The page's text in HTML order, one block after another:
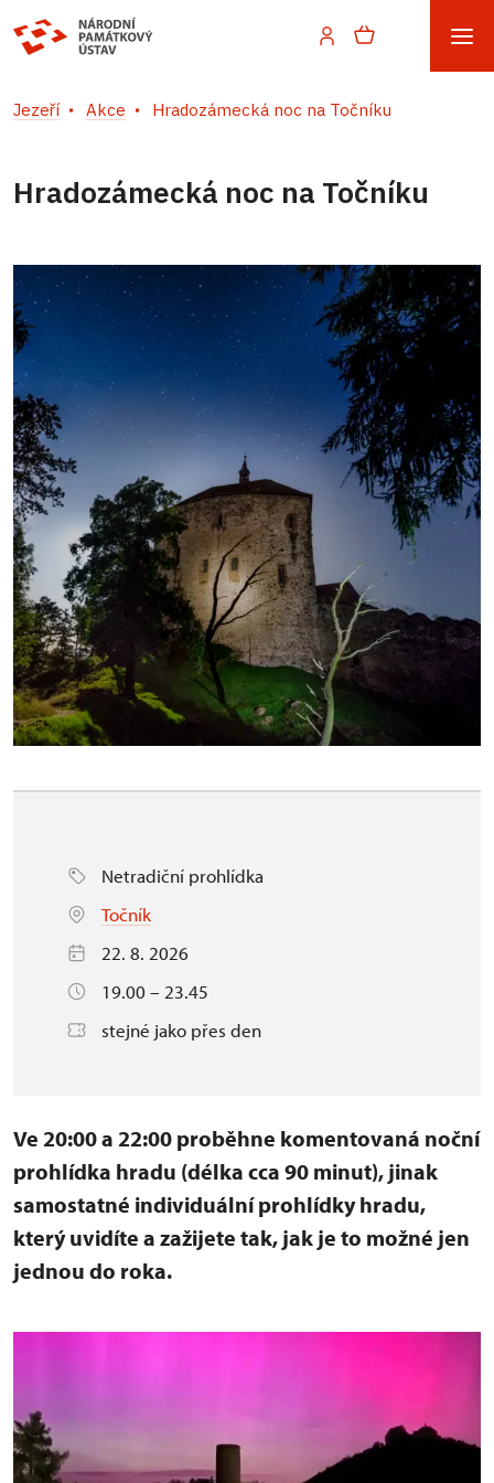
Jezeří Akce Hradozámecká noc na Točníku
Hradozámecká noc na Točníku
Netradiční prohlídka
Točník
22. 8. 2026
19.00 – 23.45
stejné jako přes den
Ve 20:00 a 22:00 proběhne komentovaná noční
prohlídka hradu (délka cca 90 minut), jinak
samostatné individuální prohlídky hradu,
který uvidíte a zažijete tak, jak je to možné jen
jednou do roka.